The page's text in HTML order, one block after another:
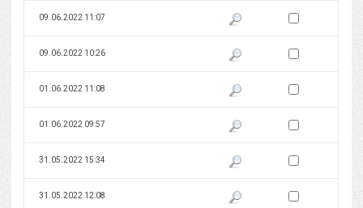
09.06.2022 11:07 Pokaż podgląd wersji z dnia
Zaznacz wersję do
09.06.2022 10:26 Pokaż podgląd wersji z dnia
Zaznacz wersję do
01.06.2022 11:08 Pokaż podgląd wersji z dnia
Zaznacz wersję do
01.06.2022 09:57 Pokaż podgląd wersji z dnia
Zaznacz wersję do
31.05.2022 15:34 Pokaż podgląd wersji z dnia
Zaznacz wersję do
31.05.2022 12:08 Pokaż podgląd wersji z dnia
Zaznacz wersję do